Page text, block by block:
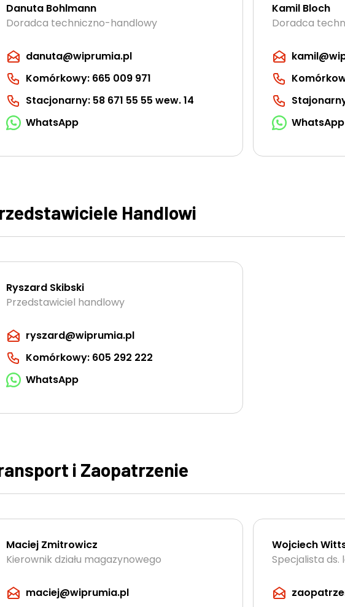
Danuta Bohlmann
Doradca techniczno-handlowy
danuta@wiprumia.pl
Komórkowy: 665 009 971
Stacjonarny: 58 671 55 55 wew. 14
WhatsApp
Kamil Bloch
Doradca
WhatsApp
Handlowi
Ryszard Skibski
Przedstawiciel handlowy
ryszard@wiprumia.pl
Komórkowy: 605 292 222
WhatsApp
i Zaopatrzenie
Maciej Zmitrowicz
Kierownik działu magazynowego
maciej@wiprumia.pl
Wojciech
Specjalista ds.